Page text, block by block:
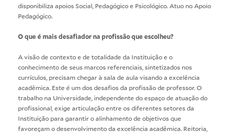
disponibiliza apoios Social, Pedagógico e Psicológico. Atuo no Apoio
Pedagógico.
O que é mais desafiador na profissão que escolheu?
A visão de contexto e de totalidade da Instituição e o
conhecimento de seus marcos referenciais, sintetizados nos
currículos, precisam chegar à sala de aula visando a excelência
acadêmica. Este é um dos desafios da profissão de professor. O
trabalho na Universidade, independente do espaço de atuação do
profissional, exige articulação entre os diferentes setores da
Instituição para garantir o alinhamento de objetivos que
favoreçam o desenvolvimento da excelência acadêmica. Reitoria,